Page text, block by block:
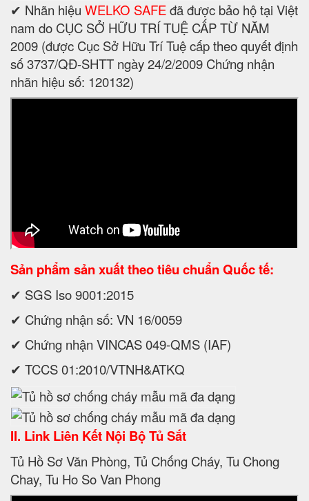
✔ Nhãn hiệu WELKO SAFEđã được bảo hộ tại Việt
nam do CỤC SỞ HỮU TRÍ TUỆ CẤP TỪ NĂM
2009 (được Cục Sở Hữu Trí Tuệ cấp theo quyết định
số 3737/QĐ-SHTT ngày 24/2/2009 Chứng nhận
nhãn hiệu số: 120132)
Sản phẩm sản xuất theo tiêu chuẩn Quốc tế:
✔ SGS Iso 9001:2015
✔ Chứng nhận số: VN 16/0059
✔ Chứng nhận VINCAS 049-QMS (IAF)
✔ TCCS 01:2010/VTNH&ATKQ
II. Link Liên Kết Nội Bộ Tủ Sắt
Tủ Hồ Sơ Văn Phòng, Tủ Chống Cháy, Tu Chong
Chay, Tu Ho So Van Phong